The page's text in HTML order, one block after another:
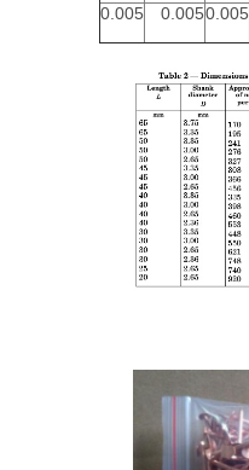
0.005
0.005
0.005